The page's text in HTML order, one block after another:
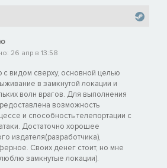
26 апр в 13:58
видом сверху, основной целью
в замкнутой локации и
волн врагов. Для выполнения
возможность
и способность телепортации с
Достаточно хорошее
издателя(разработчика),
Своих денег стоит, но мне
замкнутые локации).